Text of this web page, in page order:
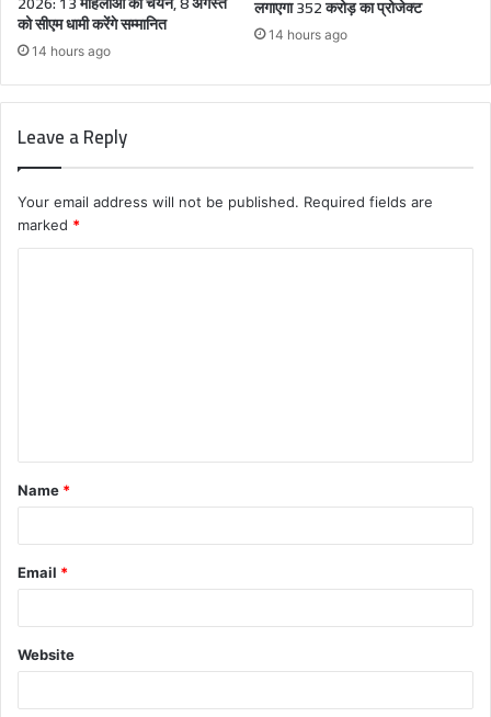
को सीएम धामी करेंगे सम्मानित
14 hours ago
लगाएगा 352 करोड़ का प्रोजेक्ट
14 hours ago
Leave a Reply
Your email address will not be published. Required fields are
marked *
t
*
Name *
Email *
Website